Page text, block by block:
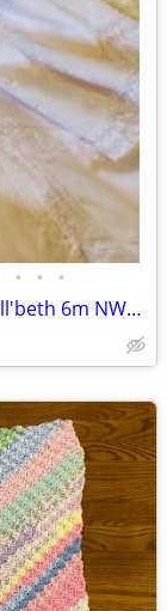
• • •
Beautiful Christening Gown and Hat Will'beth 6m NWT Girl's